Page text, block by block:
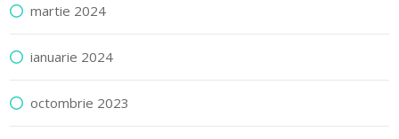
martie 2024
ianuarie 2024
octombrie 2023